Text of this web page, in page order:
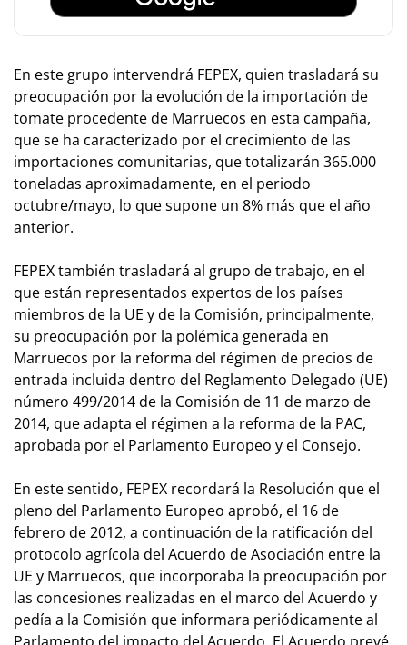
En este grupo intervendrá FEPEX, quien trasladará su
preocupación por la evolución de la importación de
tomate procedente de Marruecos en esta campaña,
que se ha caracterizado por el crecimiento de las
importaciones comunitarias, que totalizarán 365.000
toneladas aproximadamente, en el periodo
octubre/mayo, lo que supone un 8% más que el año
anterior.
FEPEX también trasladará al grupo de trabajo, en el
que están representados expertos de los países
miembros de la UE y de la Comisión, principalmente,
su preocupación por la polémica generada en
Marruecos por la reforma del régimen de precios de
entrada incluida dentro del Reglamento Delegado (UE)
número 499/2014 de la Comisión de 11 de marzo de
2014, que adapta el régimen a la reforma de la PAC,
aprobada por el Parlamento Europeo y el Consejo.
En este sentido, FEPEX recordará la Resolución que el
pleno del Parlamento Europeo aprobó, el 16 de
febrero de 2012, a continuación de la ratificación del
protocolo agrícola del Acuerdo de Asociación entre la
UE y Marruecos, que incorporaba la preocupación por
las concesiones realizadas en el marco del Acuerdo y
pedía a la Comisión que informara periódicamente al